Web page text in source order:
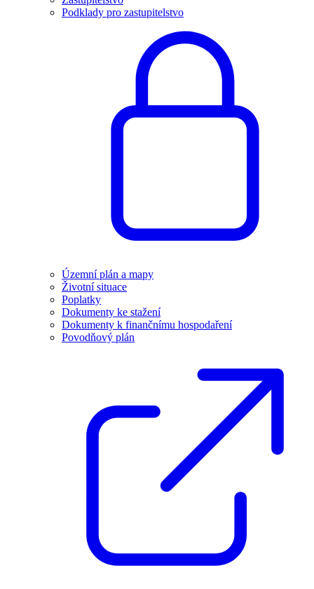
Podklady pro zastupitelstvo
Územní plán a mapy
Životní situace
Poplatky
Dokumenty ke stažení
Dokumenty k finančnímu hospodaření
Povodňový plán